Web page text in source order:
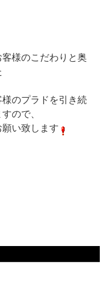
様のこだわりと奥
のプラドを引き続
ので、
い致します